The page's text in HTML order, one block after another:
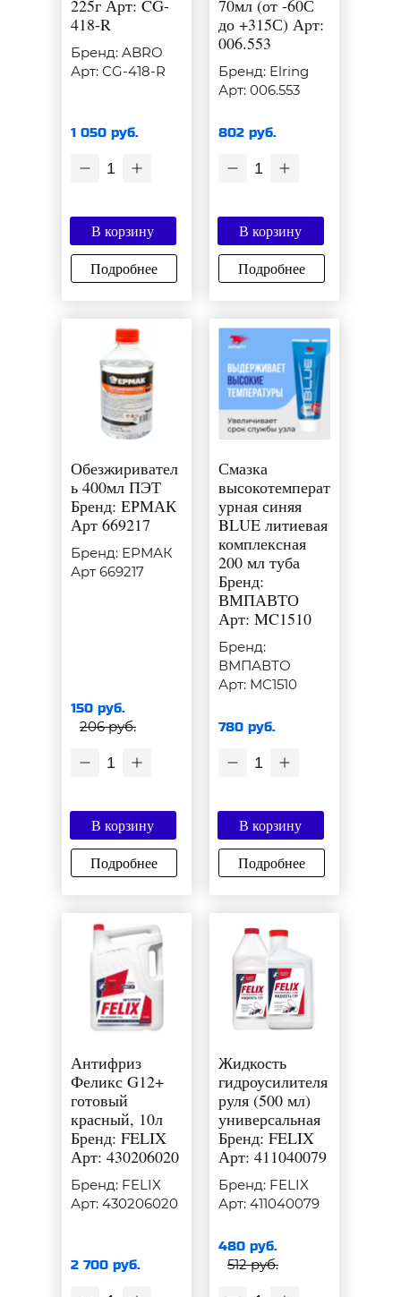
225г Арт: CG-
418-R
Бренд: ABRO
Арт: CG-418-R
1 050 руб.
1
В корзину
Подробнее
70мл (от -60С
до +315С) Арт:
006.553
Бренд: Elring
Арт: 006.553
802 руб.
1
В корзину
Подробнее
Обезжиривател
ь 400мл ПЭТ
Бренд: ЕРМАК
Арт 669217
Бренд: ЕРМАК
Арт 669217
150 руб.
206 руб.
1
В корзину
Подробнее
Смазка
высокотемперат
урная синяя
BLUE литиевая
комплексная
200 мл туба
Бренд:
ВМПАВТО
Арт: MC1510
Бренд:
ВМПАВТО
Арт: MC1510
780 руб.
1
В корзину
Подробнее
Антифриз
Феликс G12+
готовый
красный, 10л
Бренд: FELIX
Арт: 430206020
Бренд: FELIX
Арт: 430206020
2 700 руб.
Жидкость
гидроусилителя
руля (500 мл)
универсальная
Бренд: FELIX
Арт: 411040079
Бренд: FELIX
Арт: 411040079
480 руб.
512 руб.